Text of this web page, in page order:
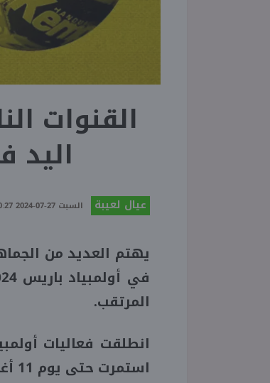
القنوات
اليد
عيال لعيبة السبت 27-07-2024 10:27 صـ
يهتم العديد من
المرتقب.
استمرت حتى يوم 11 أغسطس في مدينة باريس عاصمة فرنسا